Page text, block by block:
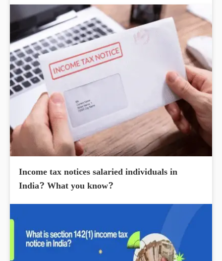
Income tax notices salaried individuals in
India? What you know?